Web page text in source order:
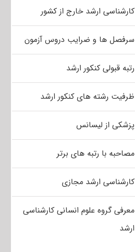
کارشناسی ارشد خارج از کشور
سرفصل ها و ضرایب دروس آزمون
رتبه قبولی کنکور ارشد
ظرفیت رشته های کنکور ارشد
پزشکی از لیسانس
مصاحبه با رتبه های برتر
کارشناسی ارشد مجازی
معرفی گروه علوم انسانی کارشناسی
ارشد